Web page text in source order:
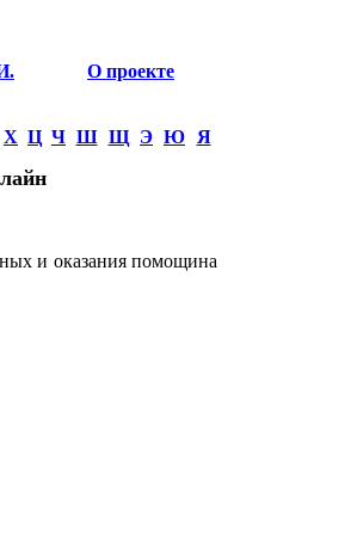
О проекте
Х Ц Ч Ш Щ Э Ю Я
и оказания помощина